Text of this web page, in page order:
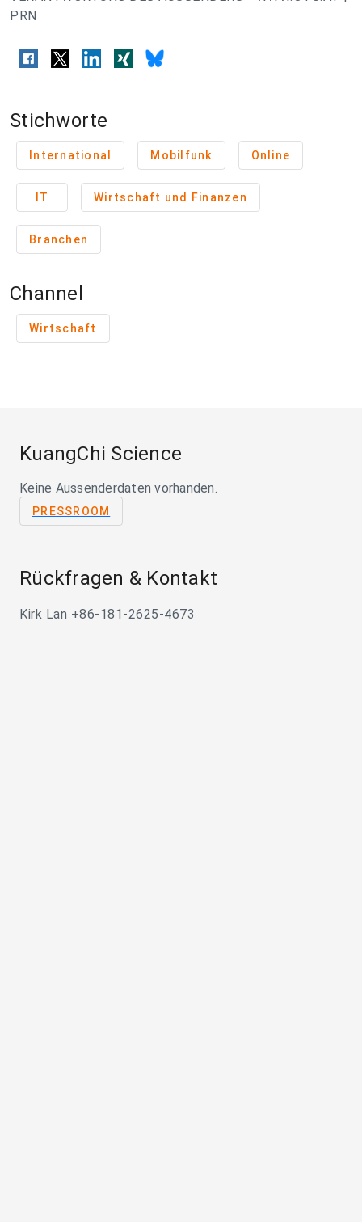
PRN
Stichworte
International Mobilfunk Online
IT Wirtschaft und Finanzen
Branchen
Channel
Wirtschaft
KuangChi Science
Keine Aussenderdaten vorhanden.
PRESSROOM
Rückfragen & Kontakt
Kirk Lan +86-181-2625-4673